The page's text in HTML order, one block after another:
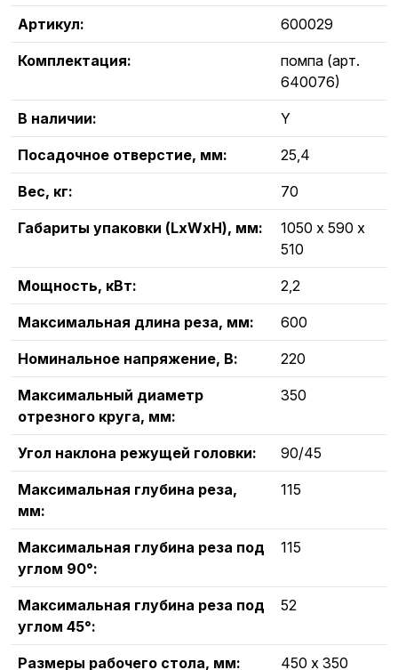
Артикул: 600029
Комплектация:
помпа (арт.
640076)
В наличии: Y
Посадочное отверстие, мм: 25,4
Вес, кг: 70
Габариты упаковки (LxWxH), мм:
1050 х 590 х
510
Мощность, кВт: 2,2
Максимальная длина реза, мм: 600
Номинальное напряжение, В: 220
Максимальный диаметр
отрезного круга, мм:
350
Угол наклона режущей головки: 90/45
Максимальная глубина реза,
мм:
115
Максимальная глубина реза под
углом 90°:
115
Максимальная глубина реза под
углом 45°:
52
Размеры рабочего стола, мм: 450 х 350